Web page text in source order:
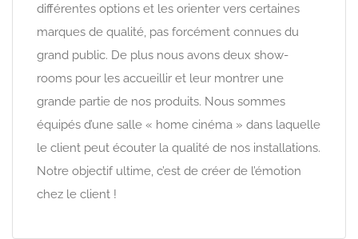
différentes options et les orienter vers certaines
marques de qualité, pas forcément connues du
grand public. De plus nous avons deux show-
rooms pour les accueillir et leur montrer une
grande partie de nos produits. Nous sommes
équipés d’une salle « home cinéma » dans laquelle
le client peut écouter la qualité de nos installations.
Notre objectif ultime, c’est de créer de l’émotion
chez le client !